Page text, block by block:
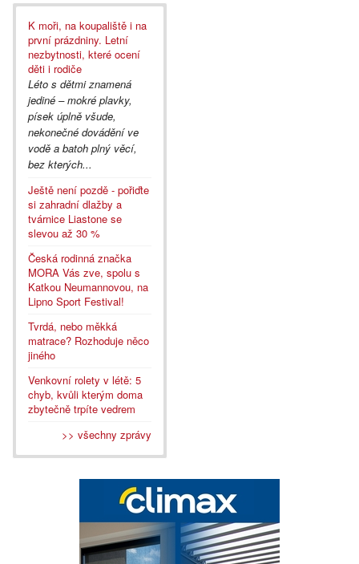
K moři, na koupaliště i na
první prázdniny. Letní
nezbytnosti, které ocení
děti i rodiče
Léto s dětmi znamená
jediné – mokré plavky,
písek úplně všude,
nekonečné dovádění ve
vodě a batoh plný věcí,
bez kterých...
Ještě není pozdě - pořiďte
si zahradní dlažby a
tvárnice Liastone se
slevou až 30 %
Česká rodinná značka
MORA Vás zve, spolu s
Katkou Neumannovou, na
Lipno Sport Festival!
Tvrdá, nebo měkká
matrace? Rozhoduje něco
jiného
Venkovní rolety v létě: 5
chyb, kvůli kterým doma
zbytečně trpíte vedrem
>> všechny zprávy